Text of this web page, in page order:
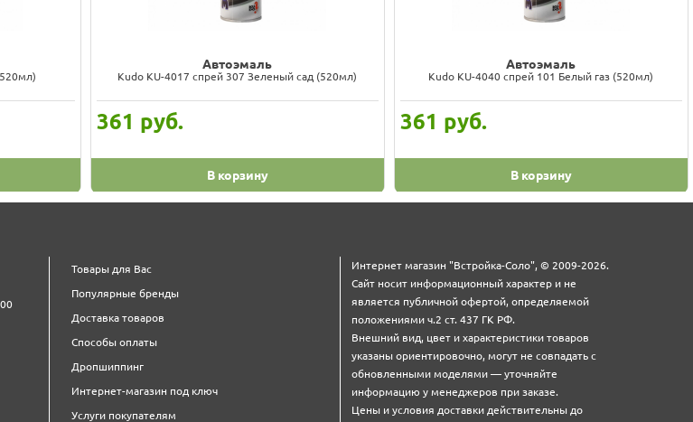
Автоэмаль
Kudo KU-4017 спрей 307 Зеленый сад (520мл)
361 руб.
В корзину
Автоэмаль
Kudo KU-4040 спрей 101 Белый газ (520мл)
361 руб.
В корзину
Товары для Вас
Популярные бренды
Доставка товаров
Способы оплаты
Дропшиппинг
Интернет-магазин под ключ
Услуги покупателям
Интернет магазин "Встройка-Соло", © 2009-2026.
Сайт носит информационный характер и не
является публичной офертой, определяемой
положениями ч.2 ст. 437 ГК РФ.
Внешний вид, цвет и характеристики товаров
указаны ориентировочно, могут не совпадать с
обновленными моделями — уточняйте
информацию у менеджеров при заказе.
Цены и условия доставки действительны до